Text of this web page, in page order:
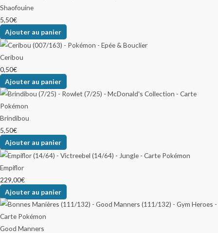
Shaofouine
5,50€
Ajouter au panier
Ceribou
0,50€
Ajouter au panier
Brindibou
5,50€
Ajouter au panier
Empiflor
229,00€
Ajouter au panier
Good Manners